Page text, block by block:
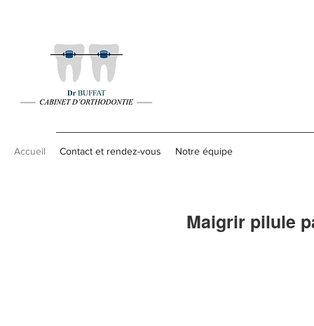
Accueil Contact et rendez-vous Notre équipe
Maigrir pilule